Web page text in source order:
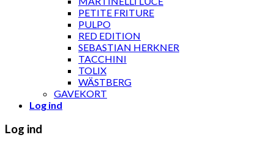
PETITE FRITURE
PULPO
RED EDITION
SEBASTIAN HERKNER
TACCHINI
TOLIX
WÄSTBERG
GAVEKORT
Log ind
Log ind